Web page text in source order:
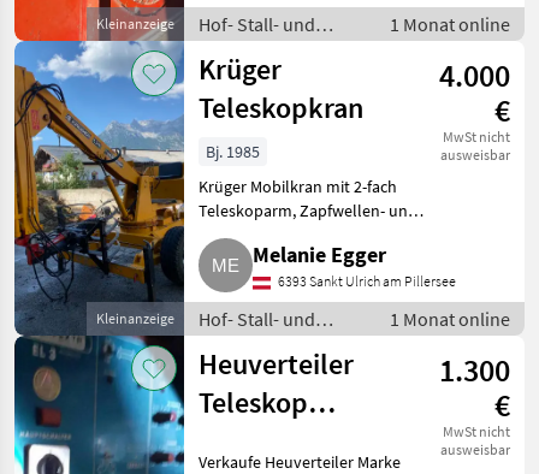
Kleinanzeige
Hof- Stall- und
Weidetechnik /
Heutechnik
1 Monat online
Kleinanzeige
Krüger
Teleskopkran
4.000
€
MwSt nicht
ausweisbar
Bj. 1985
Krüger Mobilkran mit 2-fach
Teleskoparm, Zapfwellen- und
Elektroantrieb. Hof- Stall- und
Weidetechnik Heutechnik
Melanie Egger
6393 Sankt Ulrich am Pillersee
Hof- Stall- und
Weidetechnik /
Heutechnik
1 Monat online
Heuverteiler
Teleskop
1.300
€
MwSt nicht
ausweisbar
Verkaufe Heuverteiler Marke